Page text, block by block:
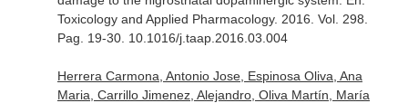
Toxicology and Applied Pharmacology. 2016. Vol. 298.
Pag. 19-30. 10.1016/j.taap.2016.03.004
Herrera Carmona, Antonio Jose, Espinosa Oliva, Ana
Maria, Carrillo Jimenez, Alejandro, Oliva Martín, María